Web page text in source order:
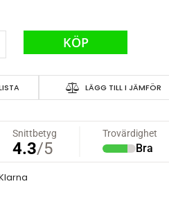
KÖP
LÄGG TILL I JÄMFÖR